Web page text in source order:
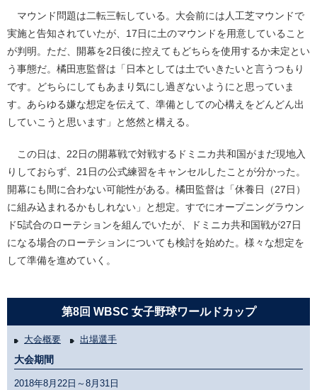
マウンド問題は二転三転している。大会前には人工芝マウンドで
実施と告知されていたが、17日に土のマウンドを用意していること
が判明。ただ、開幕を2日後に控えてもどちらを使用するか未定とい
う事態だ。橘田恵監督は「日本としては土でいきたいと言うつもり
です。どちらにしてもあまり気にし過ぎないようにと思っていま
す。あらゆる嫌な想定を伝えて、準備としての心構えをどんどん出
していこうと思います」と悠然と構える。
この日は、22日の開幕戦で対戦するドミニカ共和国がまだ現地入
りしておらず、21日の公式練習をキャンセルしたことが分かった。
開幕にも間に合わない可能性がある。橘田監督は「休養日（27日）
に組み込まれるかもしれない」と想定。すでにオープニングラウン
ド5試合のローテションを組んでいたが、ドミニカ共和国戦が27日
になる場合のローテションについても検討を始めた。様々な想定を
して準備を進めていく。
第8回 WBSC 女子野球ワールドカップ
大会概要 出場選手
大会期間
2018年8月22日～8月31日